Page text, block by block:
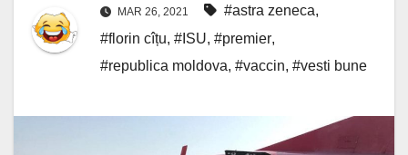
MAR 26, 2021 #astra zeneca,
#florin cîțu, #ISU, #premier,
#republica moldova, #vaccin, #vesti bune